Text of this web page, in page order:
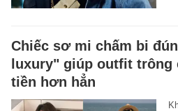
Chiếc sơ mi chấm bi
luxury" giúp outfit trông
tiền hơn hẳn